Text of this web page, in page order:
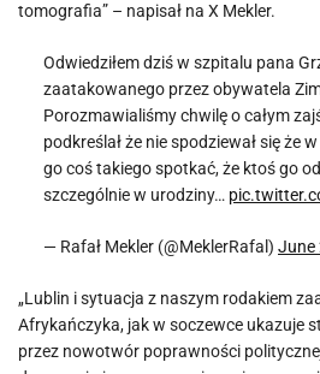
tomografia” – napisał na X Mekler.
Odwiedziłem dziś w szpitalu pana
zaatakowanego przez obywatela
Porozmawialiśmy chwilę o całym
podkreślał że nie spodziewał się że
go coś takiego spotkać, że ktoś go
szczególnie w urodziny…
— Rafał Mekler (@MeklerRafal) June
„Lublin i sytuacja z naszym rodakiem
Afrykańczyka, jak w soczewce ukazuje
przez nowotwór poprawności